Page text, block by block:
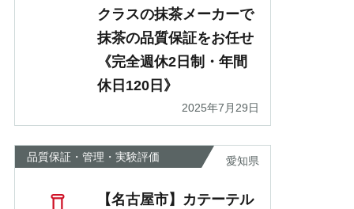
クラスの抹茶メーカーで
抹茶の品質保証をお任せ
《完全週休2日制・年間
休日120日》
2025年7月29日
品質保証・管理・実験評価 愛知県
【名古屋市】カテーテル